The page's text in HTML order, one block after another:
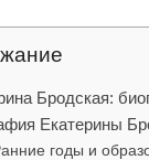
Бродская:
Екатерины
годы и